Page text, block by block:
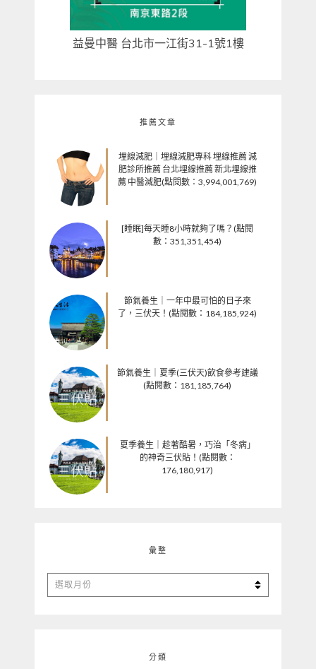
益曼中醫 台北市一江街31-1號1樓
推薦文章
埋線減肥｜埋線減肥專科 埋線推薦 減
肥診所推薦 台北埋線推薦 新北埋線推
薦 中醫減肥(點閱數：3,994,001,769)
[睡眠]每天睡8小時就夠了嗎？(點閱
數：351,351,454)
節氣養生｜一年中最可怕的日子來
了，三伏天！(點閱數：184,185,924)
節氣養生｜夏季(三伏天)飲食參考建議
(點閱數：181,185,764)
夏季養生｜趁著酷暑，巧治「冬病」
的神奇三伏貼！(點閱數：
176,180,917)
彙整
彙
整
分類